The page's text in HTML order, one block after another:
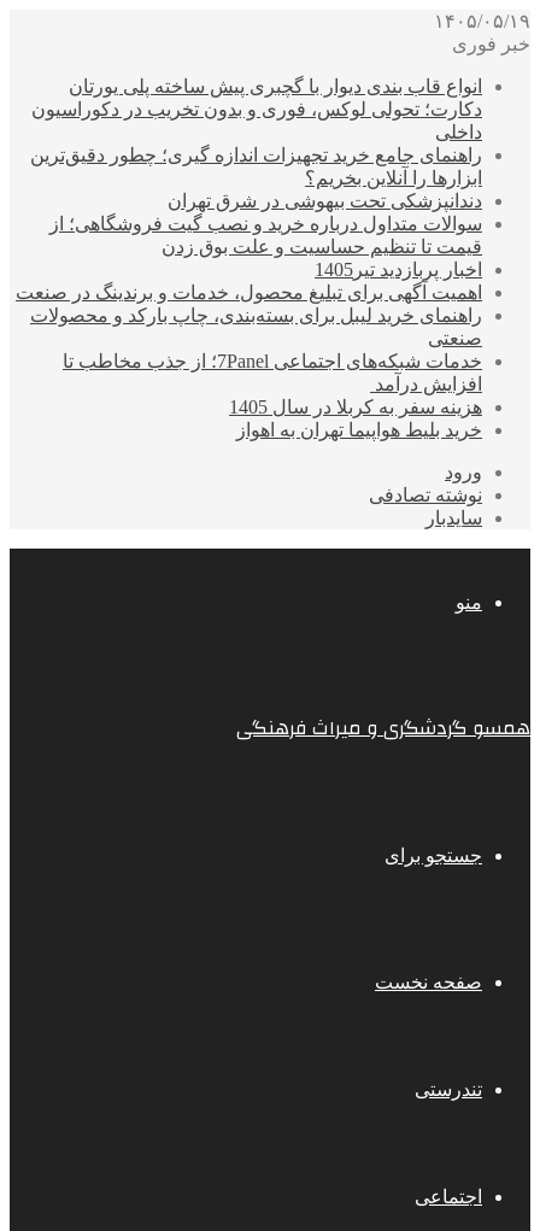
۱۴۰۵/۰۵/۱۹
خبر فوری
انواع قاب بندی دیوار با گچبری پیش ساخته پلی یورتان
دکارت؛ تحولی لوکس، فوری و بدون تخریب در دکوراسیون
داخلی
راهنمای جامع خرید تجهیزات اندازه گیری؛ چطور دقیق‌ترین
ابزارها را آنلاین بخریم؟
دندانپزشکی تحت بیهوشی در شرق تهران
سوالات متداول درباره خرید و نصب گیت فروشگاهی؛ از
قیمت تا تنظیم حساسیت و علت بوق زدن
اخبار پربازدید تیر1405
اهمیت آگهی برای تبلیغ محصول، خدمات و برندینگ در صنعت
راهنمای خرید لیبل برای بسته‌بندی، چاپ بارکد و محصولات
صنعتی
خدمات شبکه‌های اجتماعی 7Panel؛ از جذب مخاطب تا
افزایش درآمد
هزینه سفر به کربلا در سال 1405
خرید بلیط هواپیما تهران به اهواز
ورود
نوشته تصادفی
سایدبار
منو
همسو گردشگری و میراث فرهنگی
جستجو برای
صفحه نخست
تندرستی
اجتماعی